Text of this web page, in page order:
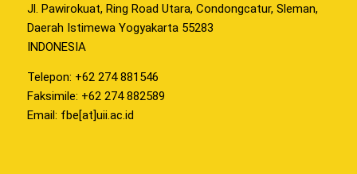
Jl. Pawirokuat, Ring Road Utara, Condongcatur, Sleman,
Daerah Istimewa Yogyakarta 55283
INDONESIA
Telepon: +62 274 881546
Faksimile: +62 274 882589
Email: fbe[at]uii.ac.id